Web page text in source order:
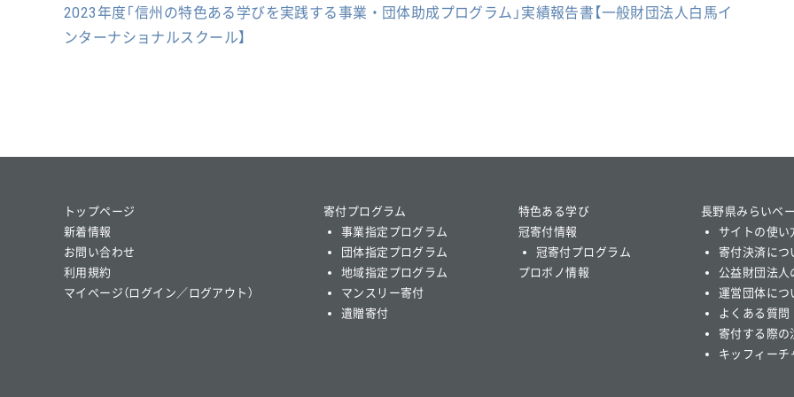
2023年度「信州の特色ある学びを実践する事業・団体助成プログラム」実績報告書【一般財団法人白馬イ
ンターナショナルスクール】
トップページ
新着情報
お問い合わせ
利用規約
マイページ（ログイン／ログアウト）
寄付プログラム
事業指定プログラム
団体指定プログラム
地域指定プログラム
マンスリー寄付
遺贈寄付
特色ある学び
冠寄付情報
冠寄付プログラム
プロボノ情報
長野県みらいベ
サイトの使い
寄付決済につ
公益財団法
運営団体につ
よくある質問
寄付する際の
キッフィーチ